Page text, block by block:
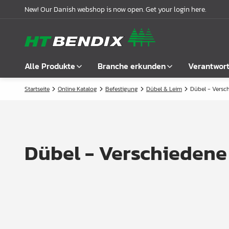
New! Our Danish webshop is now open. Get your login here.
Alle Produkte
Alle anzeigen
Schlösser
Branche erkunden
Möbelindustrie
Garderobenlösungen
Über uns
Compliance
Startseite Online Katalog Befestigung Dübel & Leim Dübel -
Dübel - Verschiedene